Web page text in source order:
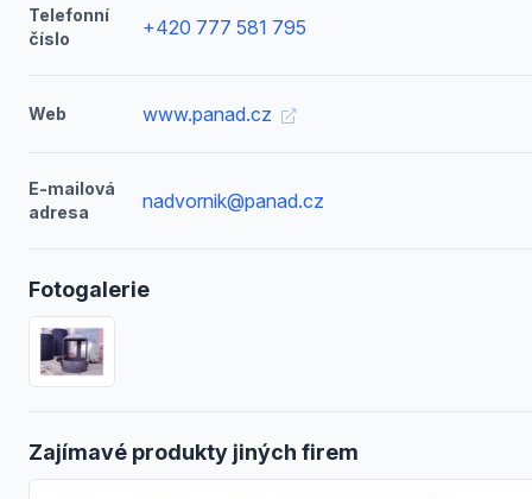
Telefonní
číslo
+420 777 581 795
Web www.panad.cz
E-mailová
adresa
nadvornik@panad.cz
Fotogalerie
Zajímavé produkty jiných firem